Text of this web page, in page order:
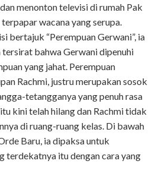
menonton televisi di rumah Pak
wacana yang serupa.
bertajuk “Perempuan Gerwani”, ia
tersirat bahwa Gerwani dipenuhi
yang jahat. Perempuan
Rachmi, justru merupakan sosok
tetangganya yang penuh rasa
kini telah hilang dan Rachmi tidak
di ruang-ruang kelas. Di bawah
Baru, ia dipaksa untuk
terdekatnya itu dengan cara yang